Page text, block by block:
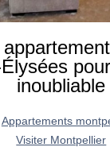
inoubliable
Appartements
Visiter Montpellier